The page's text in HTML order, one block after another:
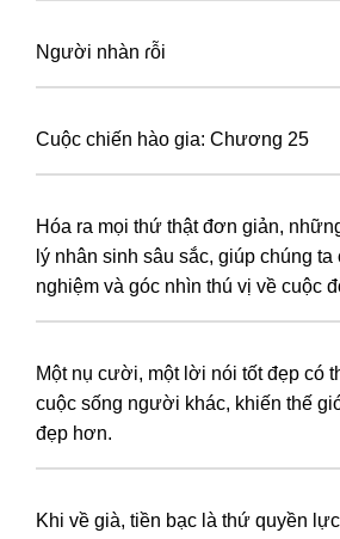
Người nhàn ɾỗi
Cuộc chiến hào gia: Chương 25
Hóa ra mọi thứ thật đơn giản,
lý nhân sinh sâu sắc, giúp chúng ta
nghiệm và góc nhìn thú vị về cuộc
Một nụ cười, một lời nói tốt đẹp có
cuộc sống người khác, khiến thế
đẹp hơn.
Khi về già, tiền bạc là thứ quyền